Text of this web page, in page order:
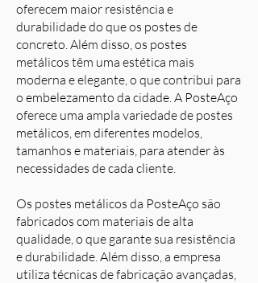
oferecem maior resistência e
durabilidade do que os postes de
concreto. Além disso, os postes
metálicos têm uma estética mais
moderna e elegante, o que contribui para
o embelezamento da cidade. A PosteAço
oferece uma ampla variedade de postes
metálicos, em diferentes modelos,
tamanhos e materiais, para atender às
necessidades de cada cliente.
Os postes metálicos da PosteAço são
fabricados com materiais de alta
qualidade, o que garante sua resistência
e durabilidade. Além disso, a empresa
utiliza técnicas de fabricação avançadas,